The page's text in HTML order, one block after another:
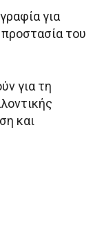
για
του
για τη
και